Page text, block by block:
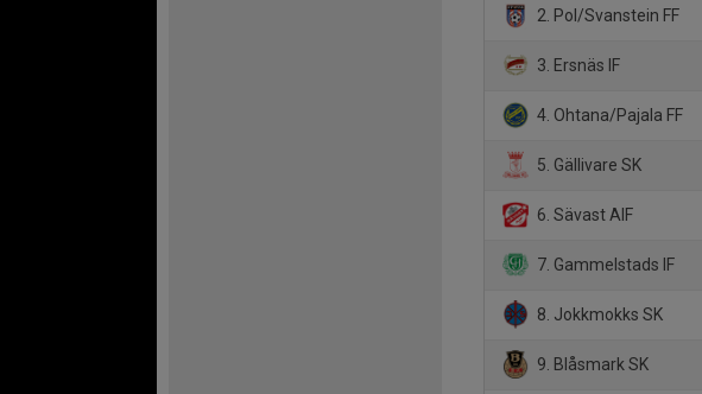
2. Pol/Svanstein FF
3. Ersnäs IF
4. Ohtana/Pajala FF
5. Gällivare SK
6. Sävast AIF
7. Gammelstads IF
8. Jokkmokks SK
9. Blåsmark SK